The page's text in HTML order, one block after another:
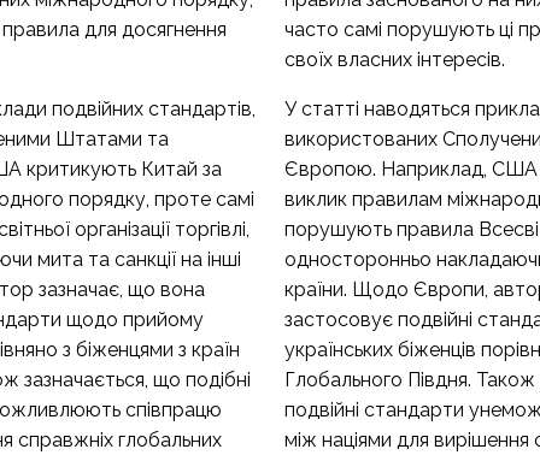
для досягнення
подвійних стандартів,
Штатами та
критикують Китай за
порядку, проте самі
організації торгівлі,
мита та санкції на інші
зазначає, що вона
щодо прийому
з біженцями з країн
зазначається, що подібні
співпрацю
справжніх глобальних
часто самі порушують ці
своїх власних інтересів.
У статті наводяться
використованих
Європою. Наприклад, США
виклик правилам
порушують правила
односторонньо
країни. Щодо Європи,
застосовує подвійні
українських біженців
Глобального Півдня. Також
подвійні стандарти
між націями для вирішення